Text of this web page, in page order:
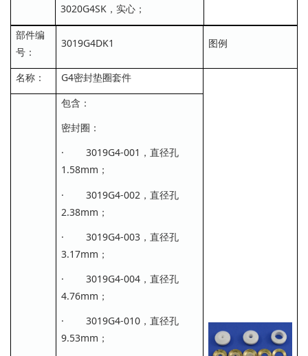
3020G4SK，实心；
部件编
号：
3019G4DK1 图例
名称： G4密封垫圈套件
包含：
密封圈：
· 3019G4-001，直径孔
1.58mm；
· 3019G4-002，直径孔
2.38mm；
· 3019G4-003，直径孔
3.17mm；
· 3019G4-004，直径孔
4.76mm；
· 3019G4-010，直径孔
9.53mm；